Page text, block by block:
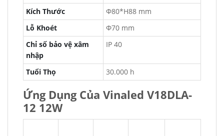
Kích Thước
Φ80*H88 mm
Lỗ Khoét
Φ70 mm
Chỉ số bảo vệ xâm
nhập
IP 40
Tuổi Thọ 30.000 h
Ứng Dụng Của Vinaled V18DLA-
12 12W